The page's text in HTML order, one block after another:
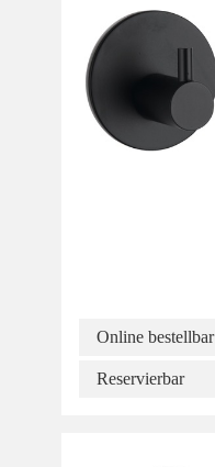
Online bestellbar
Reservierbar